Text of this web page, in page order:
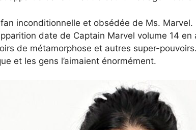
inconditionnelle et obsédée de Ms. Marvel.
date de Captain Marvel volume 14 en
de métamorphose et autres super-
et les gens l’aimaient énormément.